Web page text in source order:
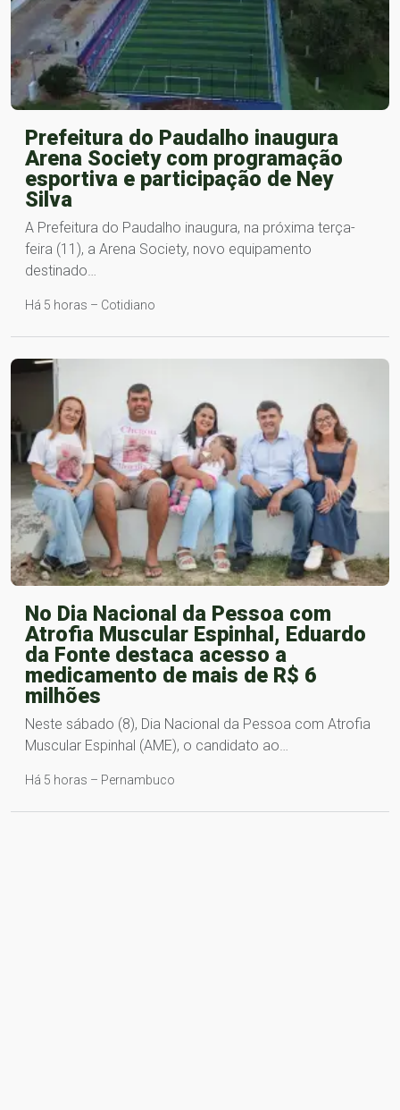
Prefeitura do Paudalho inaugura
Arena Society com programação
esportiva e participação de Ney
Silva
A Prefeitura do Paudalho inaugura, na próxima terça-
feira (11), a Arena Society, novo equipamento
destinado…
Há 5 horas – Cotidiano
No Dia Nacional da Pessoa com
Atrofia Muscular Espinhal, Eduardo
da Fonte destaca acesso a
medicamento de mais de R$ 6
milhões
Neste sábado (8), Dia Nacional da Pessoa com Atrofia
Muscular Espinhal (AME), o candidato ao…
Há 5 horas – Pernambuco